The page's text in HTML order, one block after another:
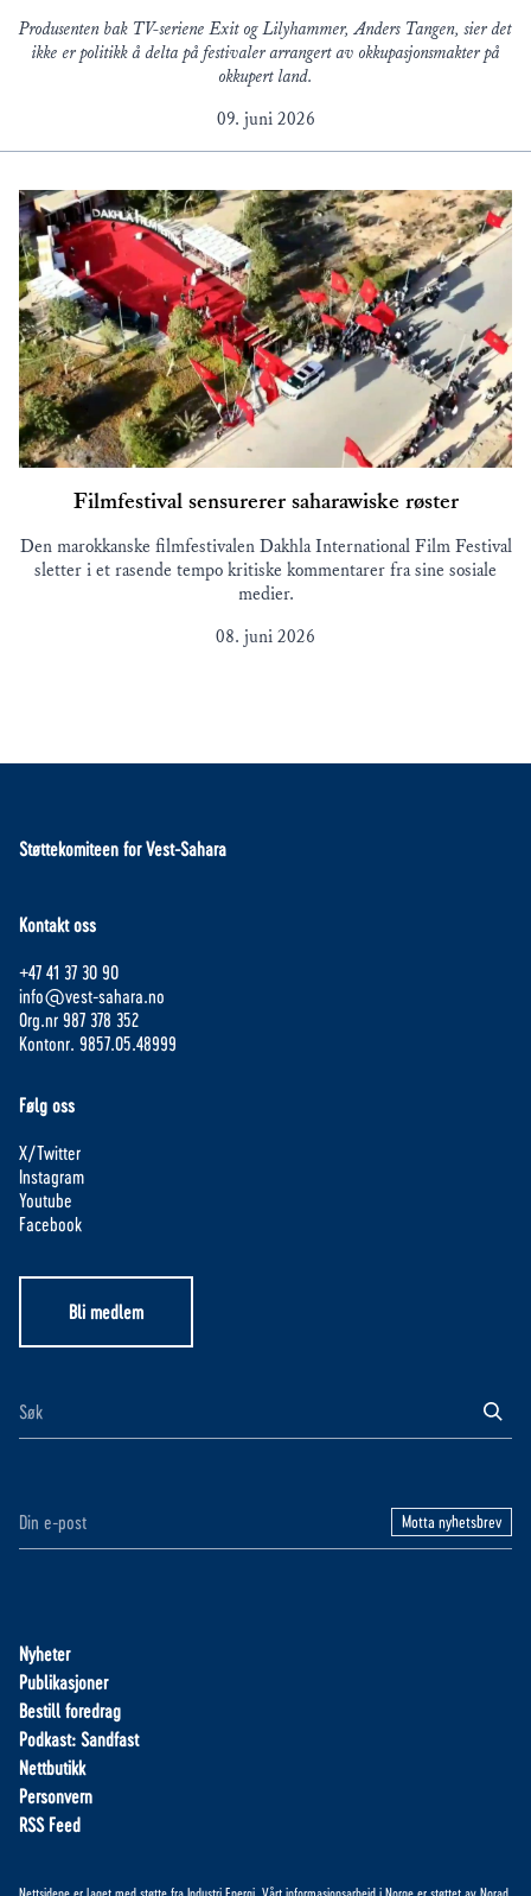
Produsenten bak TV-seriene Exit og Lilyhammer, Anders Tangen, sier det
ikke er politikk å delta på festivaler arrangert av okkupasjonsmakter på
okkupert land.
09. juni 2026
Filmfestival sensurerer saharawiske røster
Den marokkanske filmfestivalen Dakhla International Film Festival
sletter i et rasende tempo kritiske kommentarer fra sine sosiale
medier.
08. juni 2026
Støttekomiteen for Vest-Sahara
Kontakt oss
+47 41 37 30 90
info@vest-sahara.no
Org.nr 987 378 352
Kontonr. 9857.05.48999
Følg oss
X/Twitter
Instagram
Youtube
Facebook
Bli medlem
Motta nyhetsbrev
Nyheter
Publikasjoner
Bestill foredrag
Podkast: Sandfast
Nettbutikk
Personvern
RSS Feed